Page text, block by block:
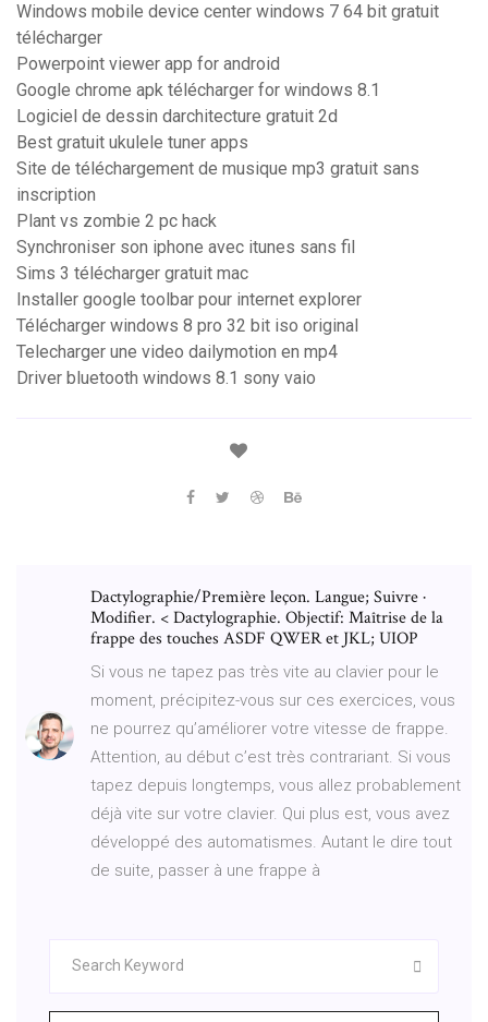
Windows mobile device center windows 7 64 bit gratuit
télécharger
Powerpoint viewer app for android
Google chrome apk télécharger for windows 8.1
Logiciel de dessin darchitecture gratuit 2d
Best gratuit ukulele tuner apps
Site de téléchargement de musique mp3 gratuit sans
inscription
Plant vs zombie 2 pc hack
Synchroniser son iphone avec itunes sans fil
Sims 3 télécharger gratuit mac
Installer google toolbar pour internet explorer
Télécharger windows 8 pro 32 bit iso original
Telecharger une video dailymotion en mp4
Driver bluetooth windows 8.1 sony vaio
Dactylographie/Première leçon. Langue; Suivre ·
Modifier. < Dactylographie. Objectif: Maîtrise de la
frappe des touches ASDF QWER et JKL; UIOP
Si vous ne tapez pas très vite au clavier pour le
moment, précipitez-vous sur ces exercices, vous
ne pourrez qu’améliorer votre vitesse de frappe.
Attention, au début c’est très contrariant. Si vous
tapez depuis longtemps, vous allez probablement
déjà vite sur votre clavier. Qui plus est, vous avez
développé des automatismes. Autant le dire tout
de suite, passer à une frappe à